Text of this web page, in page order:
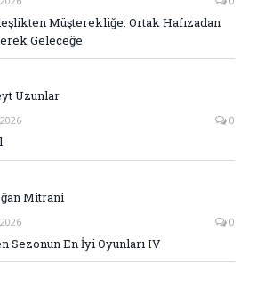
Müşterekliğe: Ortak Hafızadan
Geleceğe
Uzunlar
0
Mitrani
0
Sezonun En İyi Oyunları IV